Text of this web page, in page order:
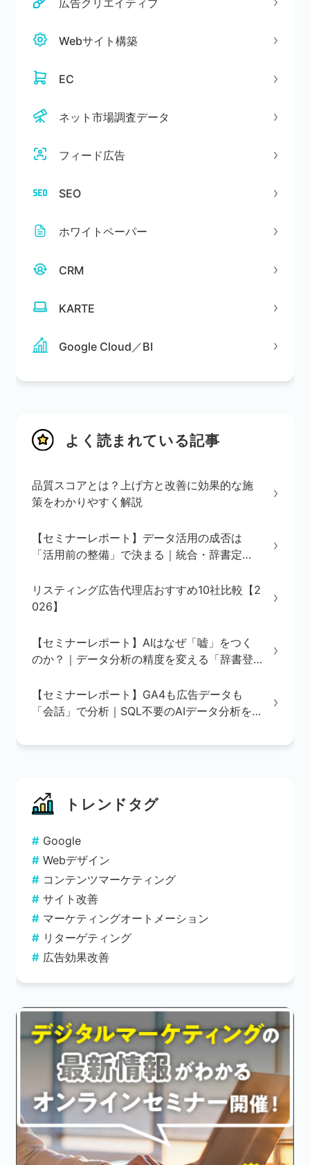
Webサイト構築
EC
ネット市場調査データ
フィード広告
SEO
ホワイトペーパー
CRM
KARTE
Google Cloud／BI
よく読まれている記事
品質スコアとは？上げ方と改善に効果的な施
策をわかりやすく解説
【セミナーレポート】データ活用の成否は
「活用前の整備」で決まる｜統合・辞書定
リスティング広告代理店おすすめ10社比較【2
026】
【セミナーレポート】AIはなぜ「嘘」をつく
のか？｜データ分析の精度を変える「辞書登
【セミナーレポート】GA4も広告データも
「会話」で分析｜SQL不要のAIデータ分析を
トレンドタグ
Google
Webデザイン
コンテンツマーケティング
サイト改善
マーケティングオートメーション
リターゲティング
広告効果改善